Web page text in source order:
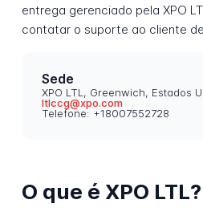
entrega gerenciado pela XPO
contatar o suporte ao cliente
Sede
XPO LTL, Greenwich, Estados
ltlccg@xpo.com
Telefone: +18007552728
O que é XPO LTL?